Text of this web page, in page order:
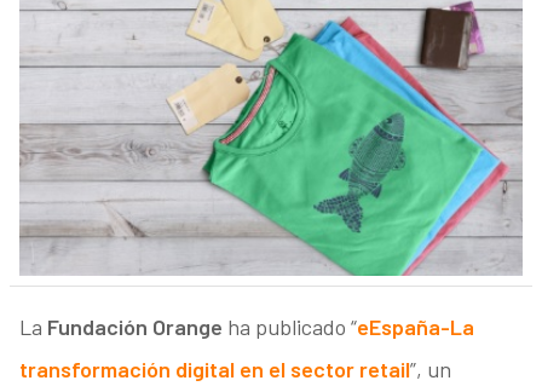
La Fundación Orange ha publicado “eEspaña-La
transformación digital en el sector retail”, un